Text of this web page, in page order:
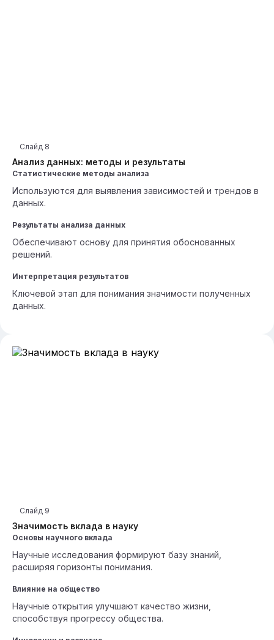
Анализ данных: методы и результаты
Слайд 8
Статистические методы анализа
Используются для выявления зависимостей и трендов в
данных.
Результаты анализа данных
Обеспечивают основу для принятия обоснованных
решений.
Интерпретация результатов
Ключевой этап для понимания значимости полученных
данных.
Значимость вклада в науку
Слайд 9
Основы научного вклада
Научные исследования формируют базу знаний,
расширяя горизонты понимания.
Влияние на общество
Научные открытия улучшают качество жизни,
способствуя прогрессу общества.